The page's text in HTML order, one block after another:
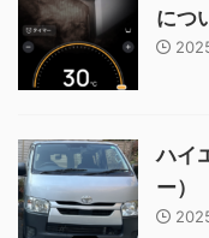
につ
ハイ
ー）